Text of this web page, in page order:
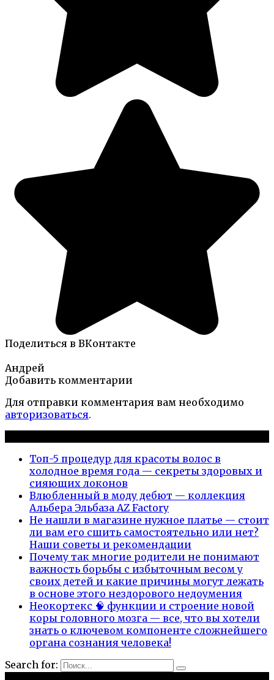
Поделиться в ВКонтакте
Андрей
Добавить комментарии
Для отправки комментария вам необходимо
авторизоваться.
Топ-5 процедур для красоты волос в
холодное время года — секреты здоровых и
сияющих локонов
Влюбленный в моду дебют — коллекция
Альбера Эльбаза AZ Factory
Не нашли в магазине нужное платье — стоит
ли вам его сшить самостоятельно или нет?
Наши советы и рекомендации
Почему так многие родители не понимают
важность борьбы с избыточным весом у
своих детей и какие причины могут лежать
в основе этого нездорового недоумения
Неокортекс 🧠 функции и строение новой
коры головного мозга — все, что вы хотели
знать о ключевом компоненте сложнейшего
органа сознания человека!
Search for: